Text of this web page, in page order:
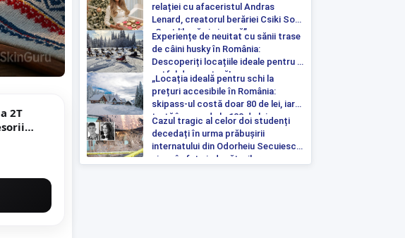
2T
relației cu afaceristul Andras
Lenard, creatorul berăriei Csiki Sor:
„Sunt liberă și singură”
Experiențe de neuitat cu sănii trase
de câini husky în România:
Descoperiți locațiile ideale pentru o
astfel de aventură!
„Locația ideală pentru schi la
prețuri accesibile în România:
skipass-ul costă doar 80 de lei, iar
tartă începe de la 100 de lei pe
noapte”
Cazul tragic al celor doi studenți
decedați în urma prăbușirii
internatului din Odorheiu Secuiesc a
ajuns în fața judecătorilor